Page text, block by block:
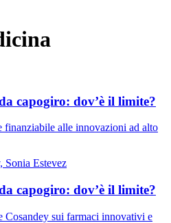
capogiro: dov’è il limite?
finanziabile alle innovazioni ad alto
Sonia Estevez
capogiro: dov’è il limite?
Cosandey sui farmaci innovativi e